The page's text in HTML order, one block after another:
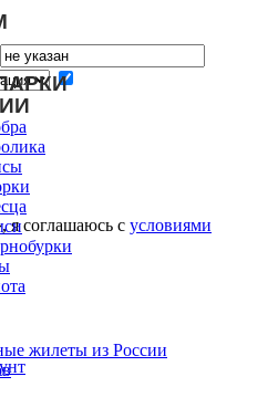
жилеты из России
я соглашаюсь с условиями